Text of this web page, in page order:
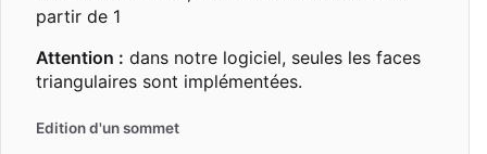
partir de 1
Attention : dans notre logiciel, seules les faces
triangulaires sont implémentées.
Edition d'un sommet